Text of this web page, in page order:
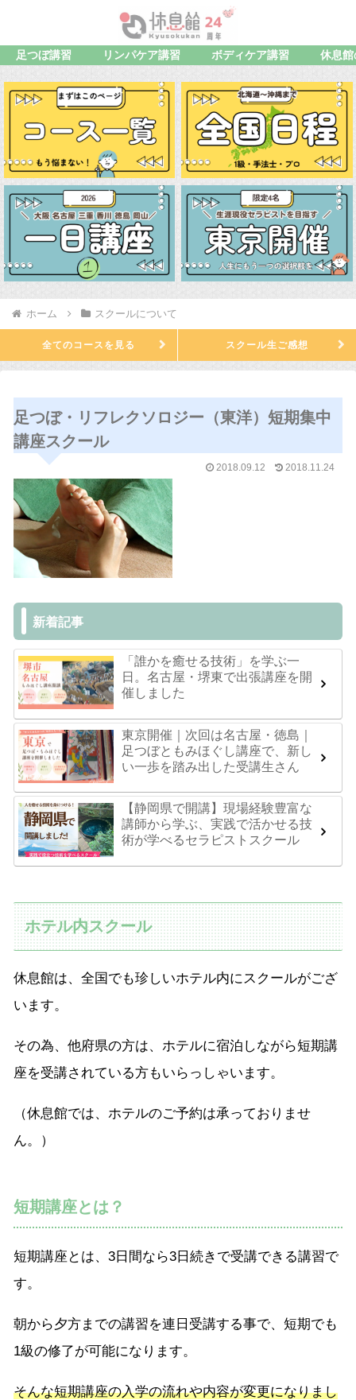
足つぼ講習 リンパケア講習 ボディケア講習 休息
ホーム スクールについて
全てのコースを見る スクール生ご感想
足つぼ・リフレクソロジー（東洋）短期集中
講座スクール
2018.09.12 2018.11.24
新着記事
「誰かを癒せる技術」を学ぶ一
日。名古屋・堺東で出張講座を開
催しました
東京開催｜次回は名古屋・徳島｜
足つぼともみほぐし講座で、新し
い一歩を踏み出した受講生さん
【静岡県で開講】現場経験豊富な
講師から学ぶ、実践で活かせる技
術が学べるセラピストスクール
ホテル内スクール
休息館は、全国でも珍しいホテル内にスクールがござ
います。
その為、他府県の方は、ホテルに宿泊しながら短期講
座を受講されている方もいらっしゃいます。
（休息館では、ホテルのご予約は承っておりませ
ん。）
短期講座とは？
短期講座とは、3日間なら3日続きで受講できる講習で
す。
朝から夕方までの講習を連日受講する事で、短期でも
1級の修了が可能になります。
そんな短期講座の入学の流れや内容が変更になりまし